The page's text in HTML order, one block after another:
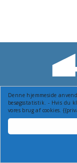
© Sofiefonden -
Denne hjemmeside
besøgsstatistik. - Hvis du
vores brug af cookies.